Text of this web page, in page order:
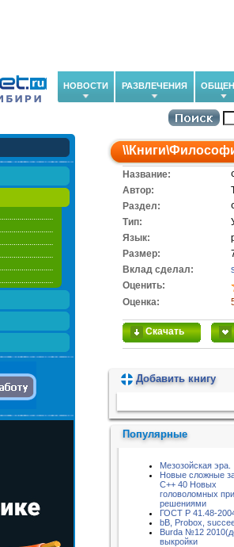
НОВОСТИ РАЗВЛЕЧЕНИЯ
\\Книги\
Название:
Автор:
Раздел:
Тип:
Язык:
Размер:
Вклад сделал:
Оценить:
Оценка:
Скачать
Добавить книгу
Популярные
Мезозойская эра.
Новые сложные
С++ 40 Новых
головоломных
решениями
ГОСТ Р 41.48-
bB, Probox,
Burda №12
выкройки